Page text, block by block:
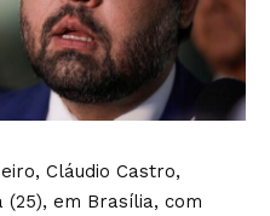
Cláudio Castro,
em Brasília, com